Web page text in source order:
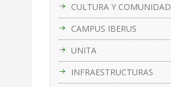
CULTURA Y COMUNIDAD
CAMPUS IBERUS
UNITA
INFRAESTRUCTURAS